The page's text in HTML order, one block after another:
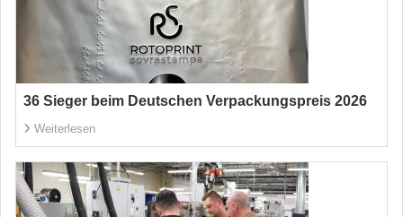
36 Sieger beim Deutschen Verpackungspreis 2026
Weiterlesen